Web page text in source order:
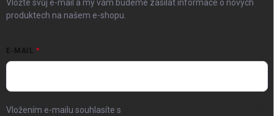
Vložte svůj e-mail a my vám budeme zasílat informace o nových
produktech na našem e-shopu.
E-MAIL
Vložením e-mailu souhlasíte s